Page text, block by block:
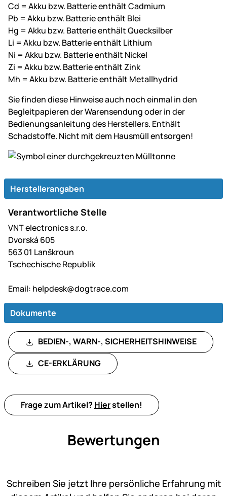
Cd = Akku bzw. Batterie enthält Cadmium
Pb = Akku bzw. Batterie enthält Blei
Hg = Akku bzw. Batterie enthält Quecksilber
Li = Akku bzw. Batterie enthält Lithium
Ni = Akku bzw. Batterie enthält Nickel
Zi = Akku bzw. Batterie enthält Zink
Mh = Akku bzw. Batterie enthält Metallhydrid
Sie finden diese Hinweise auch noch einmal in den
Begleitpapieren der Warensendung oder in der
Bedienungsanleitung des Herstellers. Enthält
Schadstoffe. Nicht mit dem Hausmüll entsorgen!
Herstellerangaben
Verantwortliche Stelle
VNT electronics s.r.o.
Dvorská 605
563 01 Lanškroun
Tschechische Republik
Email: helpdesk@dogtrace.com
Dokumente
BEDIEN-, WARN-, SICHERHEITSHINWEISE
CE-ERKLÄRUNG
Frage zum Artikel? Hierstellen!
Bewertungen
Schreiben Sie jetzt Ihre persönliche Erfahrung mit